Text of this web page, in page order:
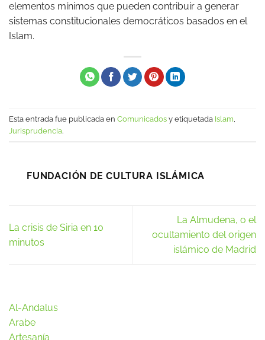
elementos mínimos que pueden contribuir a generar
sistemas constitucionales democráticos basados en el
Islam.
Esta entrada fue publicada en Comunicados y etiquetada Islam
Jurisprudencia.
FUNDACIÓN DE CULTURA ISLÁMICA
La crisis de Siria en 10
minutos
La Almudena, o el
ocultamiento del origen
islámico de Madrid
Al-Andalus
Arabe
Artesanía